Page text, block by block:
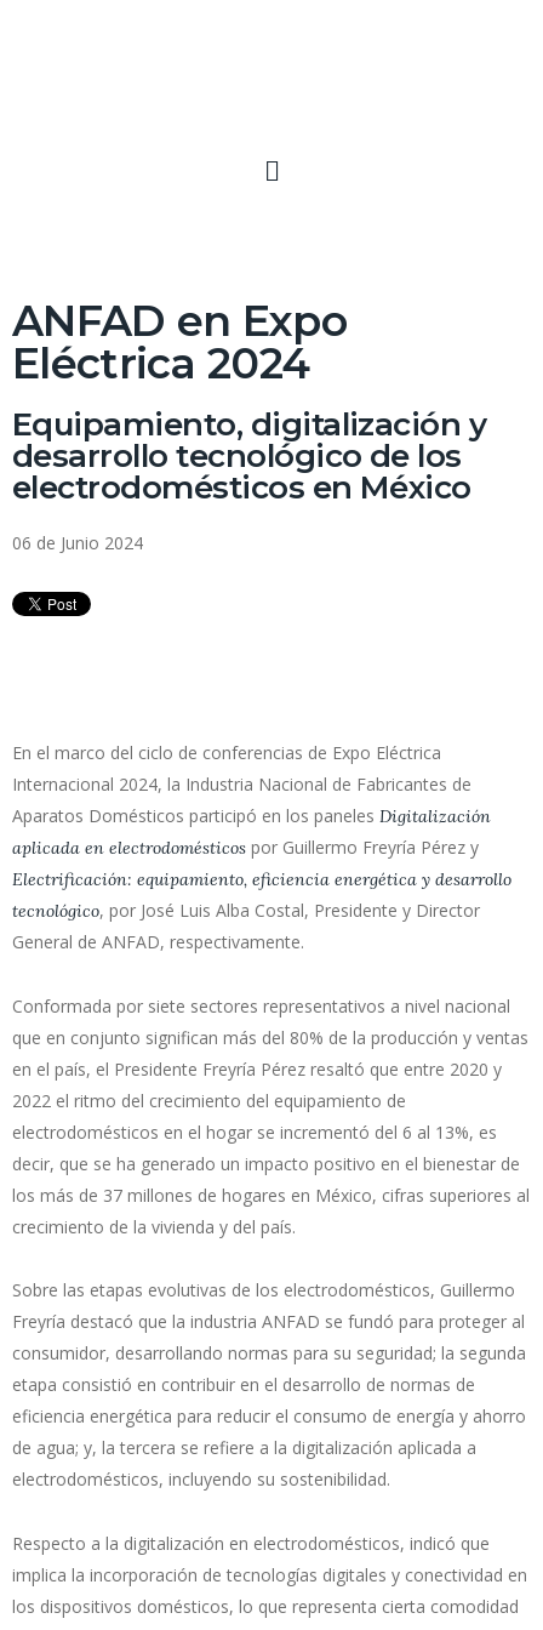
ANFAD en Expo
Eléctrica 2024
Equipamiento, digitalización y
desarrollo tecnológico de los
electrodomésticos en México
06 de Junio 2024
En el marco del ciclo de conferencias de Expo Eléctrica
Internacional 2024, la Industria Nacional de Fabricantes de
Aparatos Domésticos participó en los paneles Digitalización
aplicada en electrodomésticos por Guillermo Freyría Pérez y
Electrificación: equipamiento, eficiencia energética y desarrollo
tecnológico, por José Luis Alba Costal, Presidente y Director
General de ANFAD, respectivamente.
Conformada por siete sectores representativos a nivel nacional
que en conjunto significan más del 80% de la producción y ventas
en el país, el Presidente Freyría Pérez resaltó que entre 2020 y
2022 el ritmo del crecimiento del equipamiento de
electrodomésticos en el hogar se incrementó del 6 al 13%, es
decir, que se ha generado un impacto positivo en el bienestar de
los más de 37 millones de hogares en México, cifras superiores al
crecimiento de la vivienda y del país.
Sobre las etapas evolutivas de los electrodomésticos, Guillermo
Freyría destacó que la industria ANFAD se fundó para proteger al
consumidor, desarrollando normas para su seguridad; la segunda
etapa consistió en contribuir en el desarrollo de normas de
eficiencia energética para reducir el consumo de energía y ahorro
de agua; y, la tercera se refiere a la digitalización aplicada a
electrodomésticos, incluyendo su sostenibilidad.
Respecto a la digitalización en electrodomésticos, indicó que
implica la incorporación de tecnologías digitales y conectividad en
los dispositivos domésticos, lo que representa cierta comodidad